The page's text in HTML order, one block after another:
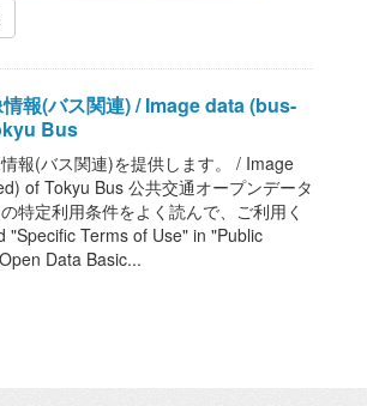
報(バス関連) / Image data (bus-
Bus
報(バス関連)を提供します。 / Image
of Tokyu Bus 公共交通オープンデータ
特定利用条件をよく読んで、ご利用く
"Specific Terms of Use" in "Public
Data Basic...